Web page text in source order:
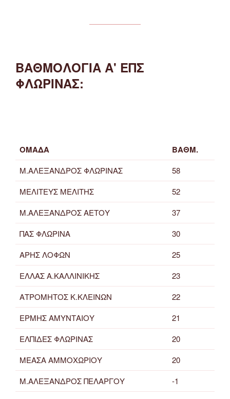
ΒΑΘΜΟΛΟΓΙΑ Α' ΕΠΣ
ΦΛΩΡΙΝΑΣ:
ΟΜΑΔΑ ΒΑΘΜ.
Μ.ΑΛΕΞΑΝΔΡΟΣ ΦΛΩΡΙΝΑΣ
58
ΜΕΛΙΤΕΥΣ ΜΕΛΙΤΗΣ
52
Μ.ΑΛΕΞΑΝΔΡΟΣ ΑΕΤΟΥ
37
ΠΑΣ ΦΛΩΡΙΝΑ
30
ΑΡΗΣ ΛΟΦΩΝ
25
ΕΛΛΑΣ Α.ΚΑΛΛΙΝΙΚΗΣ
23
ΑΤΡΟΜΗΤΟΣ Κ.ΚΛΕΙΝΩΝ
22
ΕΡΜΗΣ ΑΜΥΝΤΑΙΟΥ
21
ΕΛΠΙΔΕΣ ΦΛΩΡΙΝΑΣ
20
ΜΕΑΣΑ ΑΜΜΟΧΩΡΙΟΥ
20
Μ.ΑΛΕΞΑΝΔΡΟΣ ΠΕΛΑΡΓΟΥ
-1